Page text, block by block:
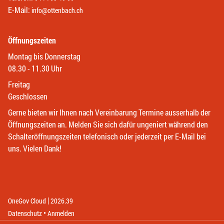
E-Mail: info@ottenbach.ch
Öffnungszeiten
Montag bis Donnerstag
08.30 - 11.30 Uhr
Freitag
Geschlossen
Gerne bieten wir Ihnen nach Vereinbarung Termine ausserhalb der
Öffnungszeiten an. Melden Sie sich dafür ungeniert während den
Schalteröffnungszeiten telefonisch oder jederzeit per E-Mail bei
uns. Vielen Dank!
OneGov Cloud (External Link)
|2026.39
Datenschutz (External Link)
Anmelden